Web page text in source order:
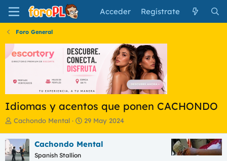
Acceder Regístrate
Foro General
Idiomas y acentos que ponen CACHONDO
I
i
c
i
Cachondo Mental
F
h
29 May 2024
Cachondo Mental
Spanish Stallion